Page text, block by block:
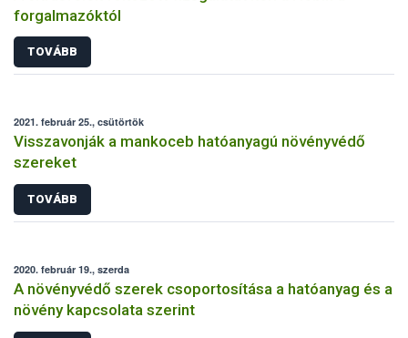
forgalmazóktól
TOVÁBB
2021. február 25., csütörtök
Visszavonják a mankoceb hatóanyagú növényvédő
szereket
TOVÁBB
2020. február 19., szerda
A növényvédő szerek csoportosítása a hatóanyag és a
növény kapcsolata szerint